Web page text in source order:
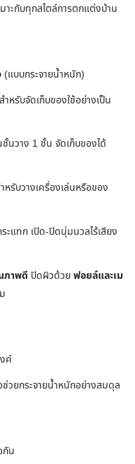
าะกับทุกสไตล์การตกแต่งบ้าน
(แบบกระจายน้ำหนัก)
สำหรับจัดเก็บของใช้อย่างเป็น
นวาง 1 ชั้น จัดเก็บของได้
ำหรับวางเครื่องเล่นหรือของ
ะแทก เปิด-ปิดนุ่มนวลไร้เสียง
ภาพดี ปิดผิวด้วยฟอยล์และเม
ค์
วยกระจายน้ำหนักอย่างสมดุล
กัน